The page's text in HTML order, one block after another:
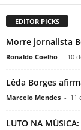
EDITOR PICKS
Morre jornalista
Ronaldo Coelho - 10
Lêda Borges
Marcelo Mendes - 11
LUTO NA